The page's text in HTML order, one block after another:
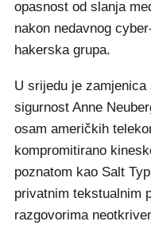
opasnost od slanja
nakon nedavnog
hakerska grupa.
U srijedu je
sigurnost Anne
osam američkih
kompromitirano
poznatom kao Salt
privatnim tekstualnim
razgovorima